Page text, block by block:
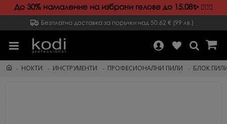
До 30% намаление на избрани гелове до 15.08✨️💁🏻‍♀️
Безплатна доставка за поръчки над 50.62 € (99 лв.)
НОКТИ ИНСТРУМЕНТИ ПРОФЕСИОНАЛНИ ПИЛИ БЛОК